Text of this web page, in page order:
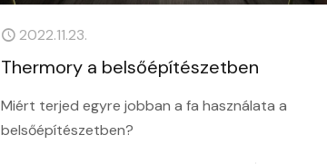
2022.11.23.
Thermory a belsőépítészetben
Miért terjed egyre jobban a fa használata a
belsőépítészetben?